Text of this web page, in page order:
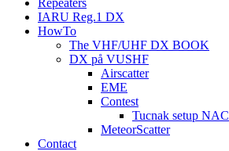
IARU Reg.1 DX
HowTo
The VHF/UHF DX BOOK
DX på VUSHF
Airscatter
EME
Contest
Tucnak setup NAC
MeteorScatter
Contact